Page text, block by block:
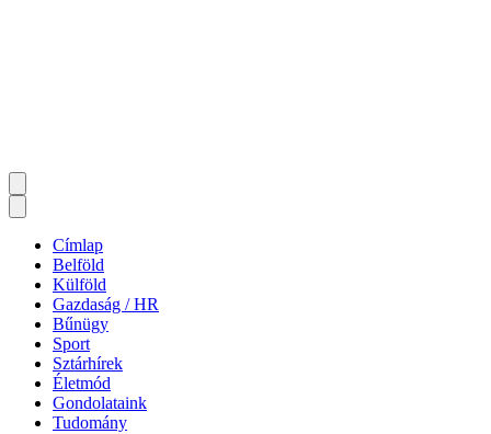
Címlap
Belföld
Külföld
Gazdaság / HR
Bűnügy
Sport
Sztárhírek
Életmód
Gondolataink
Tudomány